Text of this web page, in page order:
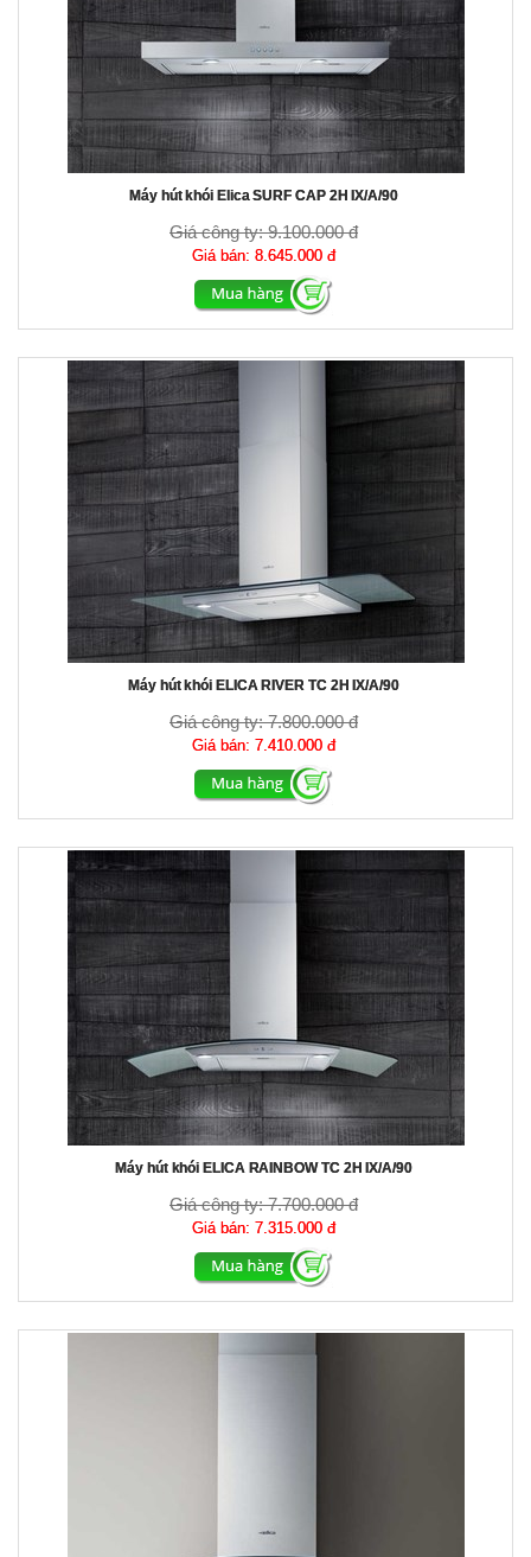
Máy hút khói Elica SURF CAP 2H IX/A/90
Giá công ty:9.100.000 đ
Giá bán: 8.645.000 đ
Máy hút khói ELICA RIVER TC 2H IX/A/90
Giá công ty:7.800.000 đ
Giá bán: 7.410.000 đ
Máy hút khói ELICA RAINBOW TC 2H IX/A/90
Giá công ty:7.700.000 đ
Giá bán: 7.315.000 đ